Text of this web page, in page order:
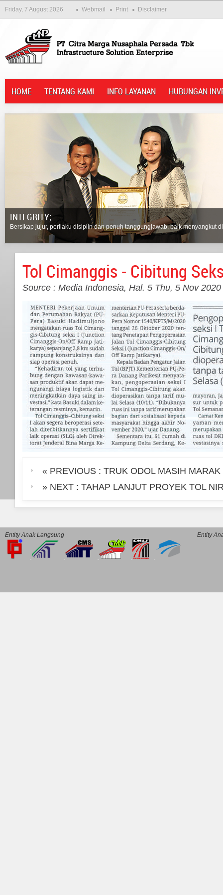
Friday, 7 August 2026 Webmail Print Disclaimer
HOME TENTANG KAMI INFO LAYANAN HUBUNGAN
Integrity;
Bersikap jujur, perilaku disiplin dan penuh tanggungjawab, baik menyangkut
Tol Cimanggis - Cibitung
Source : Media Indonesia, Hal. 5 Thu, 5 Nov 2020
« PREVIOUS : TRUK ODOL MASIH
» NEXT : TAHAP LANJUT PROYEK TOL
Entity Anak Langsung Entity